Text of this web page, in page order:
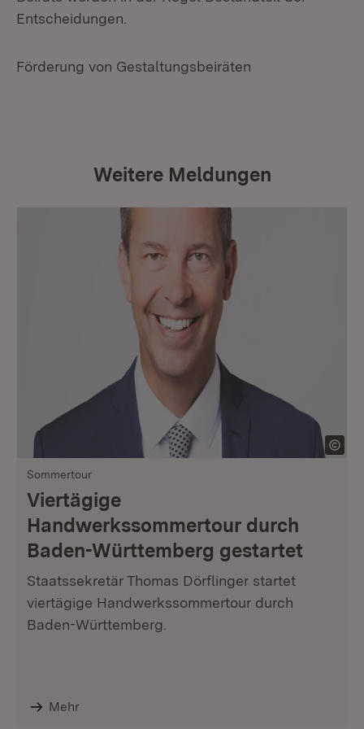
Entscheidungen.
Förderung von Gestaltungsbeiräten
Weitere Meldungen
Sommertour
Viertägige
Handwerkssommertour durch
Baden-Württemberg gestartet
Staatssekretär Thomas Dörflinger startet
viertägige Handwerkssommertour durch
Baden-Württemberg.
Mehr